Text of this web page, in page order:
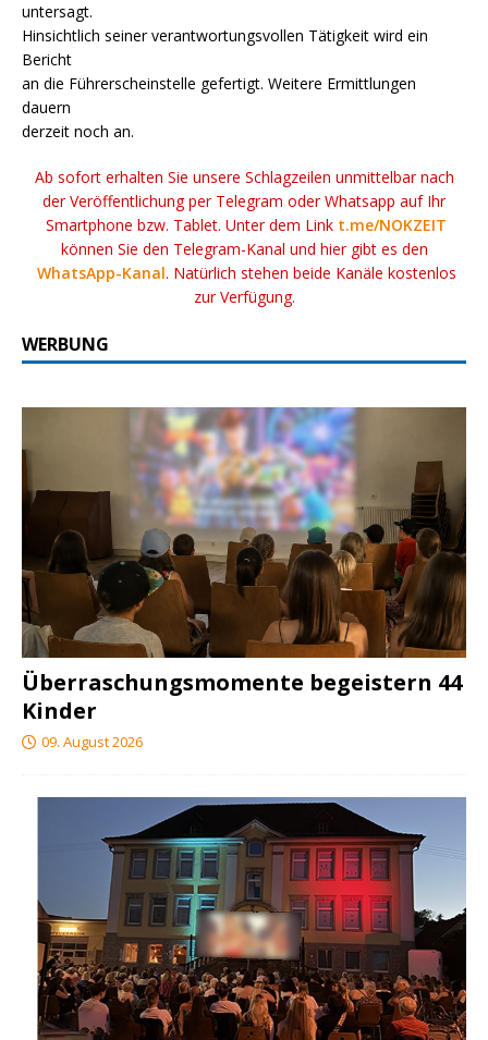
untersagt.
Hinsichtlich seiner verantwortungsvollen Tätigkeit wird ein
Bericht
an die Führerscheinstelle gefertigt. Weitere Ermittlungen
dauern
derzeit noch an.
Ab sofort erhalten Sie unsere Schlagzeilen unmittelbar nach
der Veröffentlichung per Telegram oder Whatsapp auf Ihr
Smartphone bzw. Tablet. Unter dem Link t.me/NOKZEIT
können Sie den Telegram-Kanal und hier gibt es den
WhatsApp-Kanal. Natürlich stehen beide Kanäle kostenlos
zur Verfügung.
WERBUNG
Überraschungsmomente begeistern 44
Kinder
09. August 2026